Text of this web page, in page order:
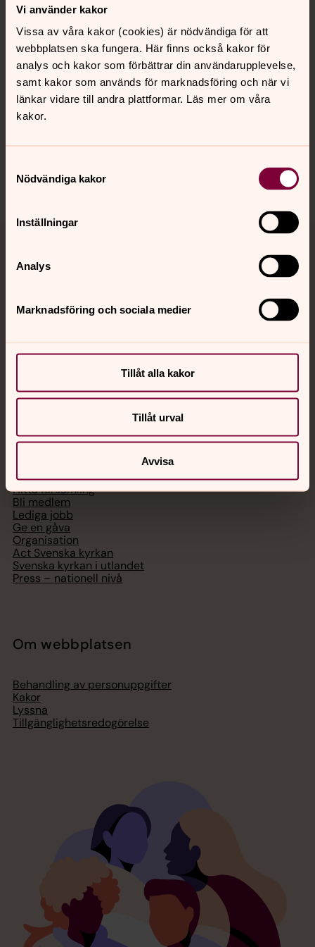
Vi använder kakor
Vissa av våra kakor (cookies) är nödvändiga för att
webbplatsen ska fungera. Här finns också kakor för
analys och kakor som förbättrar din användarupplevelse,
samt kakor som används för marknadsföring och när vi
länkar vidare till andra plattformar. Läs mer om våra
kakor.
Nödvändiga kakor
Inställningar
Analys
Marknadsföring och sociala medier
Tillåt alla kakor
Tillåt urval
Avvisa
Kalender
Hitta snabbt
Sociala kanaler
Jourhavande präst
med en präst på kvällar och nätter.
Chatt
Svenska kyrkan
Hitta församling
Bli medlem
Lediga jobb
Ge en gåva
Organisation
Act Svenska kyrkan
Svenska kyrkan i utlandet
Press – nationell nivå
Om webbplatsen
Behandling av personuppgifter
Kakor
Lyssna
Tillgänglighetsredogörelse